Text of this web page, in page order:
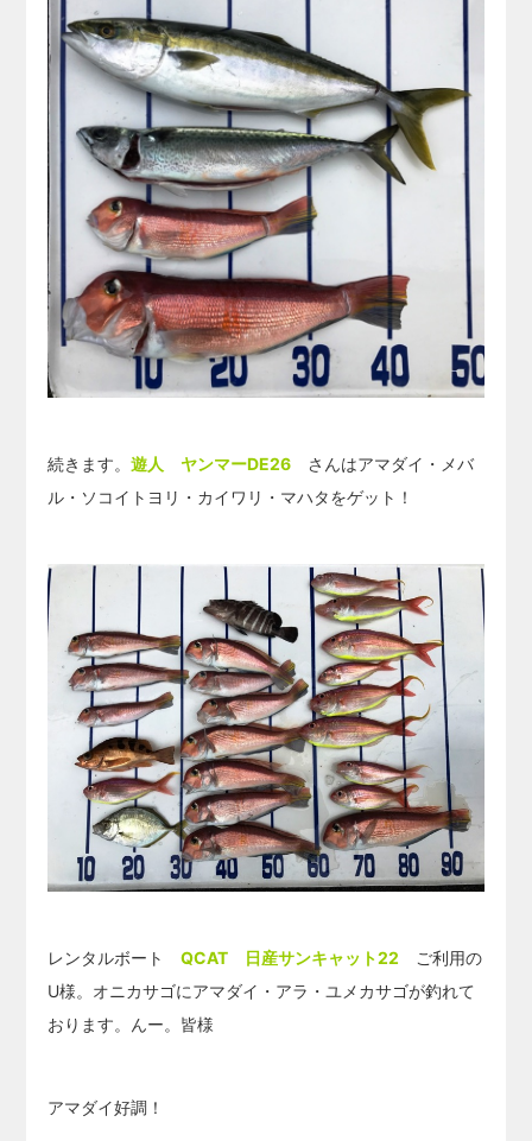
続きます。遊人 ヤンマーDE26 さんはアマダイ・メバ
ル・ソコイトヨリ・カイワリ・マハタをゲット！
レンタルボートQCAT 日産サンキャット22 ご利用の
U様。オニカサゴにアマダイ・アラ・ユメカサゴが釣れて
おります。んー。皆様
アマダイ好調！